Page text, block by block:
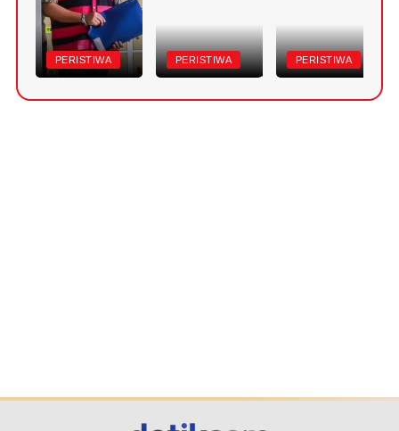
PERISTIWA PERISTIWA PERISTIWA